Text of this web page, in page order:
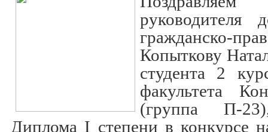
руководителя
гражданско-
Копыткову
студента 2
факультета
(группа П-
Диплома I степени в конкурсе